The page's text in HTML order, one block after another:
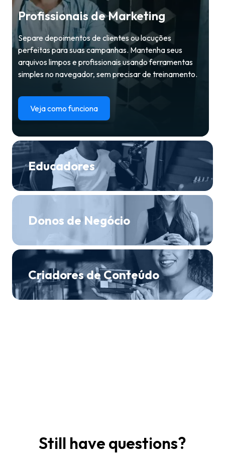
Profissionais de Marketing
Separe depoimentos de clientes ou locuções
perfeitas para suas campanhas. Mantenha seus
arquivos limpos e profissionais usando ferramentas
simples no navegador, sem precisar de treinamento.
Veja como funciona
Educadores
Donos de Negócio
Criadores de Conteúdo
Still have questions?